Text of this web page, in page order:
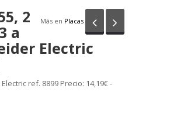
Más en Placas Anterior
2
a
Electric
ref. 8899 Precio: 14,19€ -